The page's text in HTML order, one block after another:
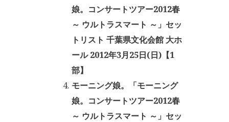
娘。コンサートツアー2012春
～ ウルトラスマート ～」セッ
トリスト 千葉県文化会館 大ホ
ール 2012年3月25日(日)【1
部】
モーニング娘。「モーニング
娘。コンサートツアー2012春
～ ウルトラスマート ～」セッ